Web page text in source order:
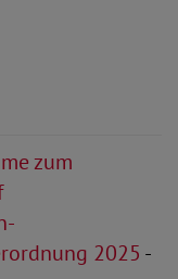
zum
2025 -